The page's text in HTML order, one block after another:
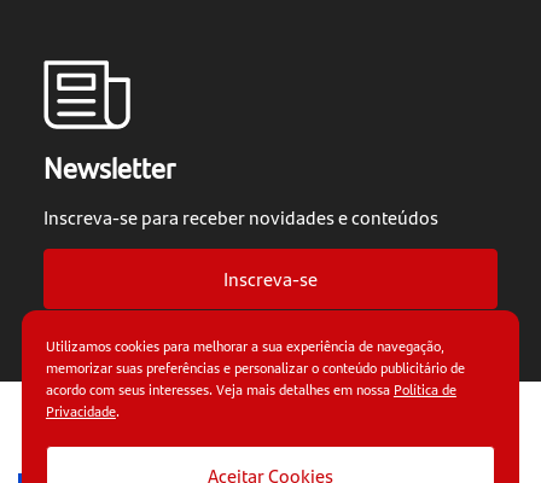
Newsletter
Inscreva-se para receber novidades e conteúdos
Inscreva-se
privacidade.
Utilizamos cookies para melhorar a sua experiência de navegação,
memorizar suas preferências e personalizar o conteúdo publicitário de
acordo com seus interesses. Veja mais detalhes em nossa Política de
Privacidade.
Aceitar Cookies